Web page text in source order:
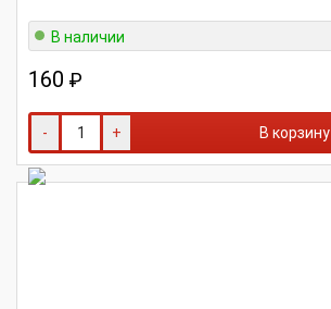
В наличии
160 ₽
- + В корзину